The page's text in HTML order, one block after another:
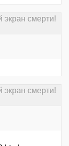
экран смерти!
экран смерти!